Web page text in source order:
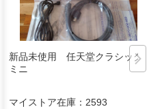
新品未使用 任天堂クラシック
ミニ
マイストア在庫： 2593